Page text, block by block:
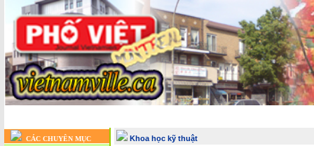
CÁC CHUYÊN MỤC Khoa học kỹ thuật